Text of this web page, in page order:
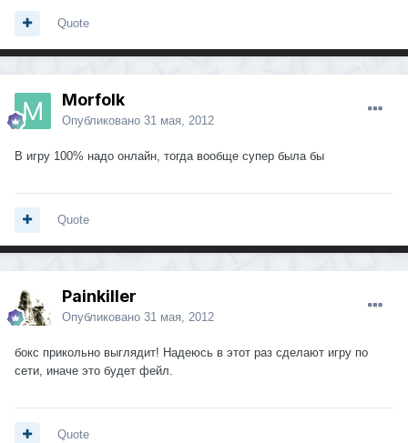
Quote
Morfolk
Опубликовано 31 мая, 2012
В игру 100% надо онлайн, тогда вообще супер была бы
Quote
Painkiller
Опубликовано 31 мая, 2012
бокс прикольно выглядит! Надеюсь в этот раз сделают игру по
сети, иначе это будет фейл.
Quote